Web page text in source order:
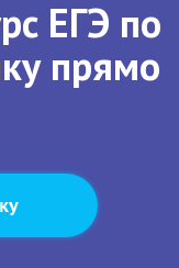
ЕГЭ по
прямо